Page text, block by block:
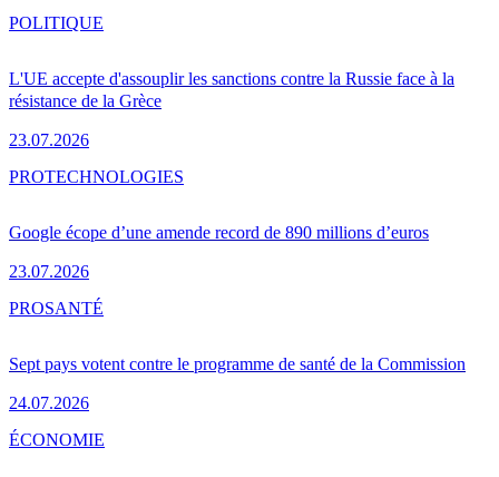
L'UE accepte d'assouplir les sanctions contre la Russie face à la
résistance de la Grèce
23.07.2026
POLITIQUE
Google écope d’une amende record de 890 millions d’euros
23.07.2026
PROTECHNOLOGIES
Sept pays votent contre le programme de santé de la Commission
24.07.2026
PROSANTÉ
ÉCONOMIE